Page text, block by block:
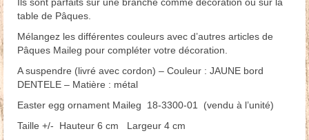
Ils sont parfaits sur une branche comme décoration ou sur la
table de Pâques.
Mélangez les différentes couleurs avec d’autres articles de
Pâques Maileg pour compléter votre décoration.
A suspendre (livré avec cordon) – Couleur : JAUNE bord
DENTELE – Matière : métal
Easter egg ornament Maileg 18-3300-01 (vendu à l’unité)
Taille +/- Hauteur 6 cm Largeur 4 cm